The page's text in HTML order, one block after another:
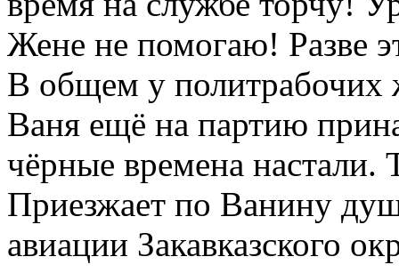
Жене не помогаю! Разве
В общем у политрабочих
Ваня ещё на партию
чёрные времена настали.
Приезжает по Ванину
авиации Закавказского